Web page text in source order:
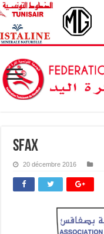
sfax
20 décembre 2016